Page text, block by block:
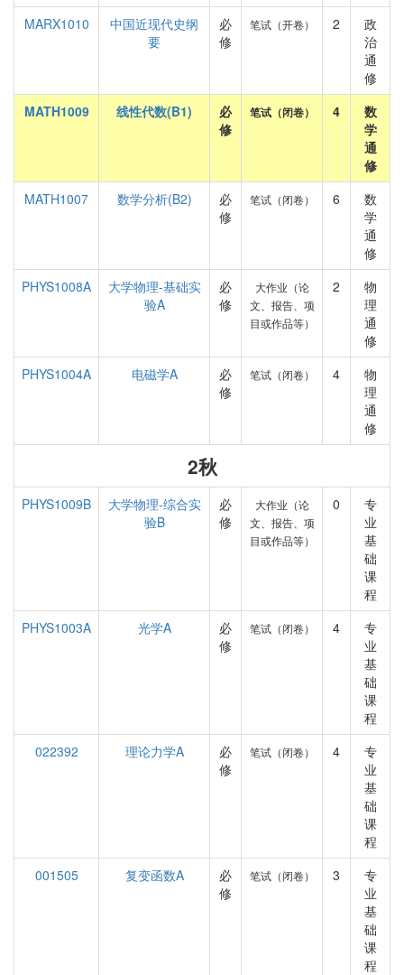
MARX1010
中国近现代史纲
要
必
修
笔试（开卷） 2
政
治
通
修
MATH1009
线性代数(B1)
必
修
笔试（闭卷） 4
数
学
通
修
MATH1007
数学分析(B2)
必
修
笔试（闭卷） 6
数
学
通
修
PHYS1008A
大学物理-基础实
验A
必
修
大作业（论
文、报告、项
目或作品等）
2
物
理
通
修
PHYS1004A
电磁学A
必
修
笔试（闭卷） 4
物
理
通
修
2秋
PHYS1009B
大学物理-综合实
验B
必
修
大作业（论
文、报告、项
目或作品等）
0
专
业
基
础
课
程
PHYS1003A
光学A
必
修
笔试（闭卷） 4
专
业
基
础
课
程
022392
理论力学A
必
修
笔试（闭卷） 4
专
业
基
础
课
程
001505
复变函数A
必
修
笔试（闭卷） 3
专
业
基
础
课
程